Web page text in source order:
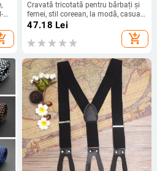
Cravată tricotată pentru bărbați și
femei, stil coreean, la modă, casual,
cu dungi verzi, 5,5 cm, îngustă,
accesorii vestimentare, în stoc
47.18 Lei
add_shopping_cart